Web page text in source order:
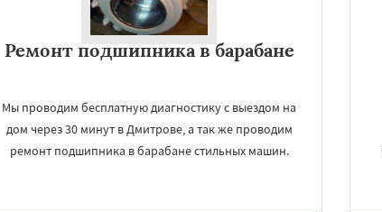
Ремонт подшипника в барабане
Мы проводим бесплатную диагностику с выездом на
дом через 30 минут в Дмитрове, а так же проводим
ремонт подшипника в барабане стильных машин.